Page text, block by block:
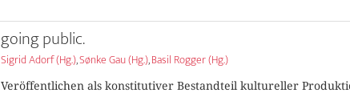
going public.
Sigrid Adorf (Hg.),Sønke Gau (Hg.),Basil Rogger (Hg.)
Veröffentlichen als konstitutiver Bestandteil kultureller